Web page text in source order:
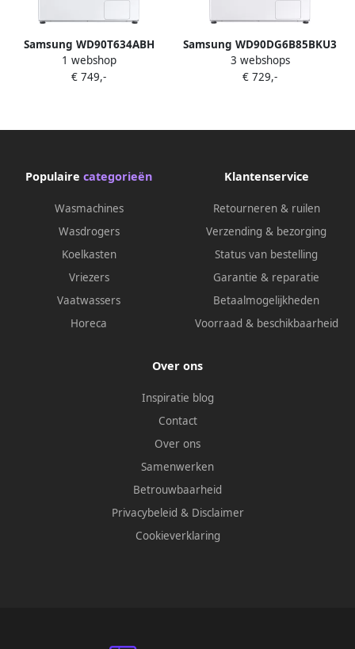
Samsung WD90T634ABH
Was-droogcombinatie
Vrijstaand Voorbelading Wit
1 webshop
€ 749,-
Samsung WD90DG6B85BKU3
6000-Serie AI Wash Was-
droogcombinatie
3 webshops
€ 729,-
Populaire categorieën
Wasmachines
Wasdrogers
Koelkasten
Vriezers
Vaatwassers
Horeca
Klantenservice
Retourneren & ruilen
Verzending & bezorging
Status van bestelling
Garantie & reparatie
Betaalmogelijkheden
Voorraad & beschikbaarheid
Over ons
Inspiratie blog
Contact
Over ons
Samenwerken
Betrouwbaarheid
Privacybeleid & Disclaimer
Cookieverklaring